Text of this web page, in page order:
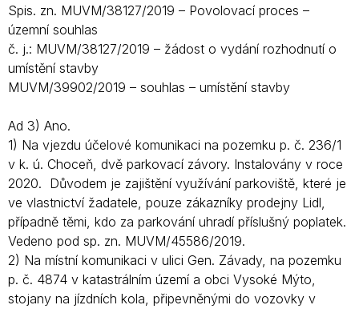
Spis. zn. MUVM/38127/2019 – Povolovací proces –
územní souhlas
č. j.: MUVM/38127/2019 – žádost o vydání rozhodnutí o
umístění stavby
MUVM/39902/2019 – souhlas – umístění stavby
Ad 3) Ano.
1) Na vjezdu účelové komunikaci na pozemku p. č. 236/1
v k. ú. Choceň, dvě parkovací závory. Instalovány v roce
2020. Důvodem je zajištění využívání parkoviště, které je
ve vlastnictví žadatele, pouze zákazníky prodejny Lidl,
případně těmi, kdo za parkování uhradí příslušný poplatek.
Vedeno pod sp. zn. MUVM/45586/2019.
2) Na místní komunikaci v ulici Gen. Závady, na pozemku
p. č. 4874 v katastrálním území a obci Vysoké Mýto,
stojany na jízdních kola, připevněnými do vozovky v